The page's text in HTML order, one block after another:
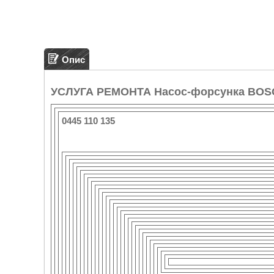
Опис
УСЛУГА РЕМОНТА Насос-форсунка
0445 110 135